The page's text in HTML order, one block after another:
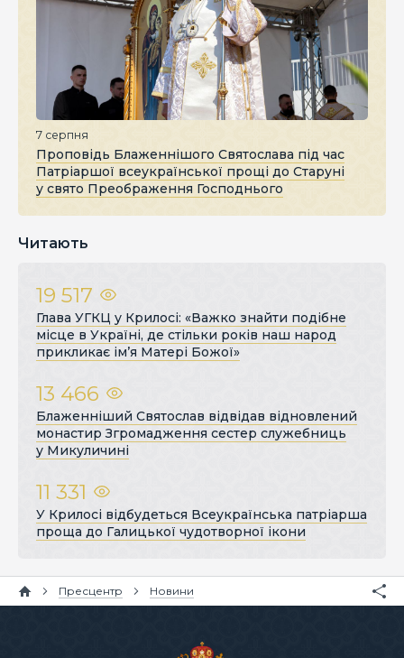
7 серпня
Проповідь Блаженнішого Святослава під час
Патріаршої всеукраїнської прощі до Старуні
у свято Преображення Господнього
Читають
19 517
Глава УГКЦ у Крилосі: «Важко знайти подібне
місце в Україні, де стільки років наш народ
прикликає ім’я Матері Божої»
13 466
Блаженніший Святослав відвідав відновлений
монастир Згромадження сестер служебниць
у Микуличині
11 331
У Крилосі відбудеться Всеукраїнська патріарша
проща до Галицької чудотворної ікони
Пресцентр Новини